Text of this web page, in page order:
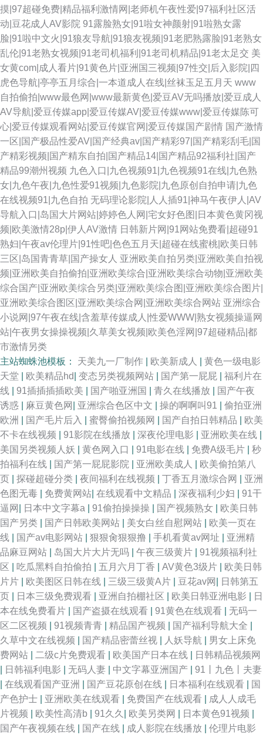
摸|97超碰免费|精品福利激情网|老师机午夜性爱|97福利社区活
动|豆花成人AV影院 91露脸熟女|91啦女神颜射|91啦熟女露
脸|91啦中文火|91狼友导航|91狼友视频|91老肥熟露脸|91老熟女
乱伦|91老熟女视频|91老司机福利|91老司机精品|91老太足交 美
女黄com|成人看片|91黄色片|亚洲国三视频|97性交|后入影院|四
虎色导航|亭亭五月综合|一本道成人在线|丝袜玉足五月天 www
自拍偷拍|www最色网|www最新黄色|爱豆AV无吗播放|爱豆成人
AV导航|爱豆传媒app|爱豆传媒AV|爱豆传媒www|爱豆传媒陈可
心|爱豆传媒观看网站|爱豆传媒官网|爱豆传媒国产剧情 国产激情
一区|国产极品性爱AV|国产经典av|国产精彩97|国产精彩刮毛|国
产精彩视频|国产精东自拍|国产精品14|国产精品92福利社|国产
精品99潮州视频 九色入口|九色视频91|九色视频91在线|九色熟
女|九色午夜|九色性爱91视频|九色影院|九色原创自拍申请|九色
在线视频91|九色自拍 无码理论影院|人人插91|神马午夜伊人|AV
导航入口|岛国大片网站|婷婷色人网|宅女好色图|日本黄色黄冈视
频|欧美激情28p|伊人AV激情 日韩新片网|91网站免费看|超碰91
熟妇|午夜av伦理片|91性吧|色色五月天|超碰在线蜜桃|欧美日韩
三区|岛国青青草|国产操女人 亚洲欧美自拍另类|亚洲欧美自拍视
频|亚洲欧美自拍偷拍|亚洲欧美综合|亚洲欧美综合动物|亚洲欧美
综合国产|亚洲欧美综合另类|亚洲欧美综合图|亚洲欧美综合图片|
亚洲欧美综合图区|亚洲欧美综合网|亚洲欧美综合网站 亚洲综合
小说网|97午夜在线|含羞草传媒成人|性爱WWW|熟女视频操逼网
站|午夜男女操操视频|久草美女视频|欧美色淫网|97超碰精品|都
市激情另类
主站蜘蛛池模板： 天美九一厂制作 欧美新成人
黄色一级电影
天堂
欧美精品hd 变态另类视频网站 国产第一屁屁
福利片在
线
91插插插插欧美 国产啪亚洲国 青久在线播放
国产午夜
诱惑
麻豆黄色网 亚洲综合色区中文 操的啊啊叫91
偷拍亚洲
欧洲
国产毛片后入 蜜臀偷拍视频网 国产自拍日韩精品
欧美
不卡在线视频
91影院在线播放 深夜伦理电影 亚洲欧美在线
美国另类视频人妖
黄色网入口 91电影在线 免费A级毛片
秒
拍福利在线
国产第一屁屁影院 亚洲欧美成人
欧美偷拍第八
页
探碰超碰分类 夜间福利在线视频 丁香五月激综合网
亚洲
色图无毒
免费黄网站 在线观看中文精品 深夜福利少妇
91干
逼网
日本中文字幕a 91偷拍操操操 国产视频熟女
欧美日韩
国产另类
国产日韩欧美网站 美女白丝自慰网站
欧美一页在
线
国产av电影网站 狠狠肏狠狠撸 手机看黄av网址
亚洲精
品麻豆网站
岛国大片大片无吗 午夜三级黄片
91视频福利社
区
吃瓜黑料自拍偷拍 五月六月丁香 AV黄色3级片
欧美日韩
片片
欧美图区日韩在线 三级三级黄A片 豆花av网
日韩第五
页
日本三级免费观看 亚洲自拍棚社区 欧美日韩亚洲电影
日
本在线免费看片
国产盗摄在线观看 91黄色在线观看
无码一
区二区视频
91视频青青 精品国产视频 国产福利导航大全
久草中文在线视频
国产精品密蕾丝视 人妖导航
男女上床免
费网站
二级c片免费观看 欧美国产日本在线
日韩精品视频网
日韩福利电影 无码人妻 中文字幕亚洲国产
91丨九色丨夫妻
在线观看国产亚洲 国产豆花原创在线 日本福利在线观看
国
产色护士
亚洲欧美在线观看 免费国产在线观看
成人人成毛
片视频
欧美性高清b 91久久 欧美另类网 日本黄色91视频
国产午夜视频在线
国产在线 成人影院在线播放 伦理片电影